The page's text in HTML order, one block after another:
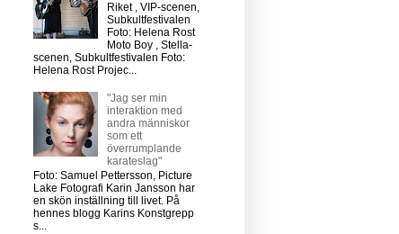
Riket , VIP-scenen,
Subkultfestivalen
Foto: Helena Rost
Moto Boy , Stella-
scenen, Subkultfestivalen Foto:
Helena Rost Projec...
"Jag ser min
interaktion med
andra människor
som ett
överrumplande
karateslag"
Foto: Samuel Pettersson, Picture
Lake Fotografi Karin Jansson har
en skön inställning till livet. På
hennes blogg Karins Konstgrepp
s...